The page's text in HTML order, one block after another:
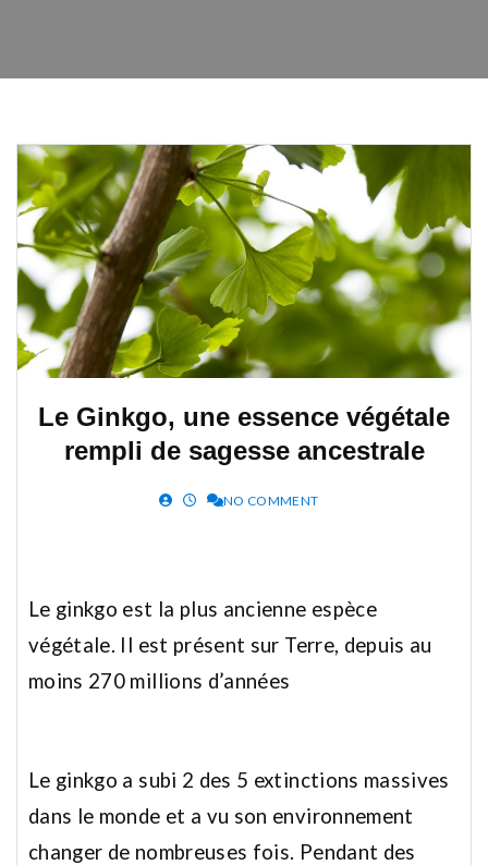
Le Ginkgo, une essence végétale
rempli de sagesse ancestrale
NO COMMENT
Le ginkgo est la plus ancienne espèce
végétale. Il est présent sur Terre, depuis au
moins 270 millions d’années
Le ginkgo a subi 2 des 5 extinctions massives
dans le monde et a vu son environnement
changer de nombreuses fois. Pendant des